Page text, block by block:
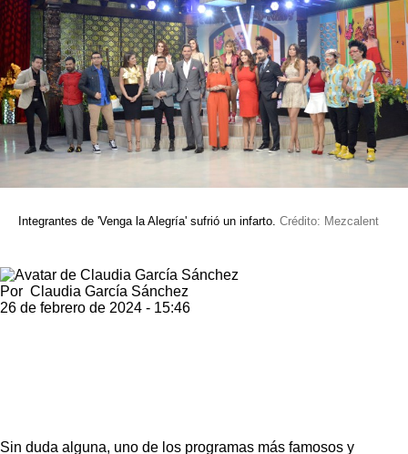
Integrantes de 'Venga la Alegría' sufrió un infarto. Crédito: Mezcalent
Por Claudia García Sánchez
26 de febrero de 2024 - 15:46
Sin duda alguna, uno de los programas más famosos y